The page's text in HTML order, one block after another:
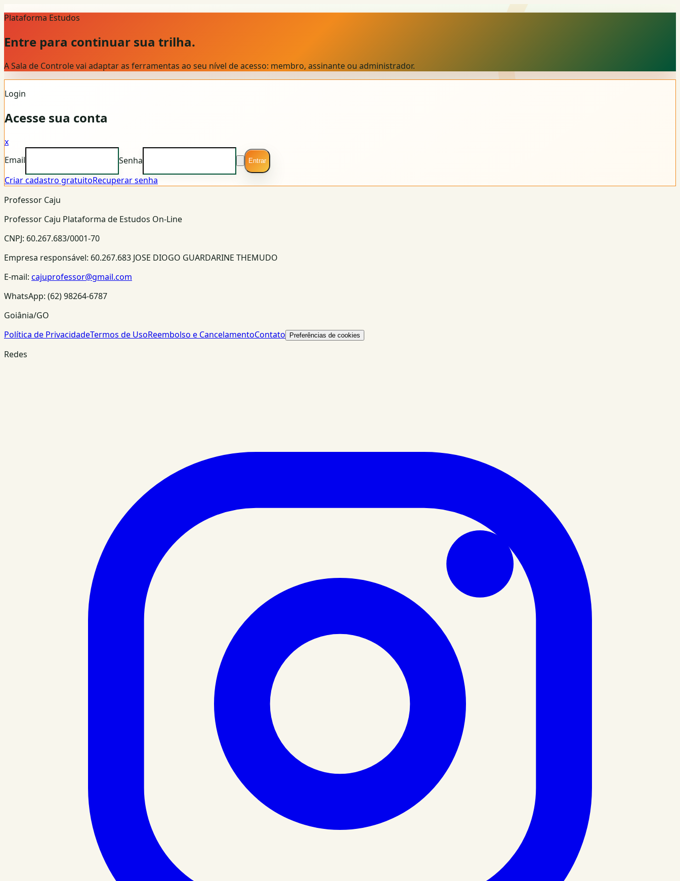
Plataforma Estudos
Entre para continuar sua trilha.
A Sala de Controle vai adaptar as ferramentas ao seu nível de acesso: membro, assinante ou administrador.
Login
Acesse sua conta
x
Email
Senha Entrar
Criar cadastro gratuitoRecuperar senha
Professor Caju
Professor Caju Plataforma de Estudos On-Line
CNPJ: 60.267.683/0001-70
Empresa responsável: 60.267.683 JOSE DIOGO GUARDARINE THEMUDO
E-mail: cajuprofessor@gmail.com
WhatsApp: (62) 98264-6787
Goiânia/GO
Política de PrivacidadeTermos de UsoReembolso e CancelamentoContato Preferências de cookies
Redes